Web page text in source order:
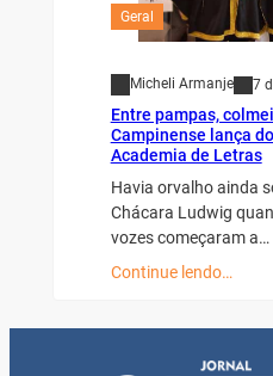
Geral
Micheli Armanje 7
Entre pampas,
Campinense lança
Academia de Letras
Havia orvalho ainda
Chácara Ludwig
vozes começaram a…
Continue lendo…